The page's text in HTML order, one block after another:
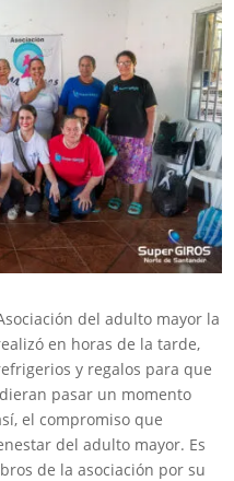
del adulto mayor la
en horas de la tarde,
y regalos para que
pasar un momento
el compromiso que
del adulto mayor. Es
de la asociación por su